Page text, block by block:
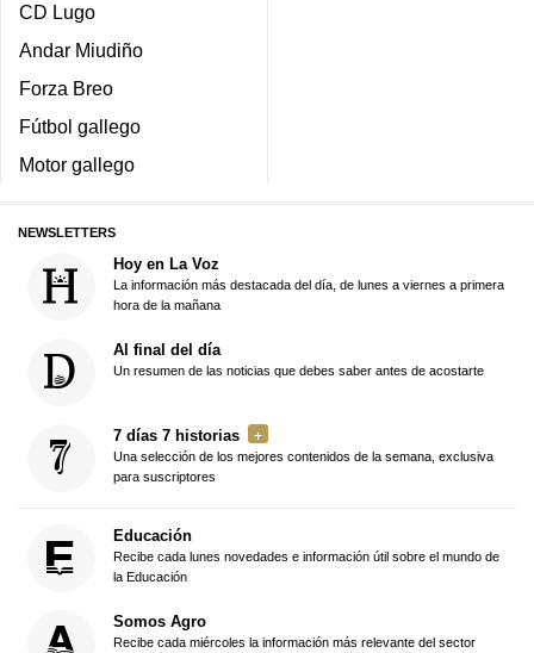
CD Lugo
Andar Miudiño
Forza Breo
Fútbol gallego
Motor gallego
NEWSLETTERS
Hoy en La Voz
La información más destacada del día, de lunes a viernes a primera
hora de la mañana
Al final del día
Un resumen de las noticias que debes saber antes de acostarte
7 días 7 historias
Una selección de los mejores contenidos de la semana, exclusiva
para suscriptores
Educación
Recibe cada lunes novedades e información útil sobre el mundo de
la Educación
Somos Agro
Recibe cada miércoles la información más relevante del sector